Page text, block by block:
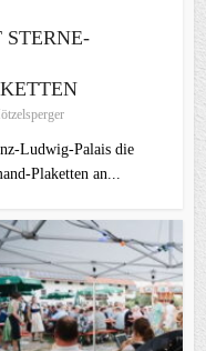
Ludwig-Palais die
Plaketten an...